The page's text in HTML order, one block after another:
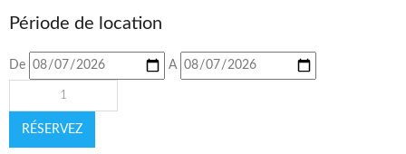
Période de location
De A
RÉSERVEZ